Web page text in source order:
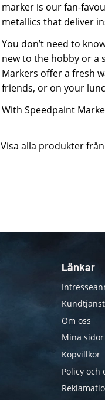
marker is our fan-
metallics that deliver
You don’t need to
new to the hobby or a
Markers offer a fresh
friends, or on your
With Speedpaint
Visa alla produkter
Länkar
Kundtjänst
Om oss
Mina sidor
Köpvillkor
Policy och